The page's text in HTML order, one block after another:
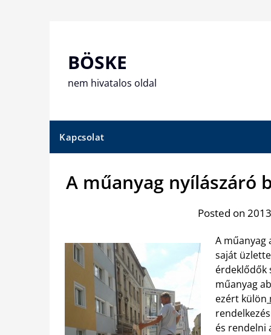
BÖSKE
nem hivatalos oldal
Kapcsolat
A műanyag nyílászáró
Posted on
A műanyag
saját
érdeklődők
műanyag
ezért külön
és rendelni